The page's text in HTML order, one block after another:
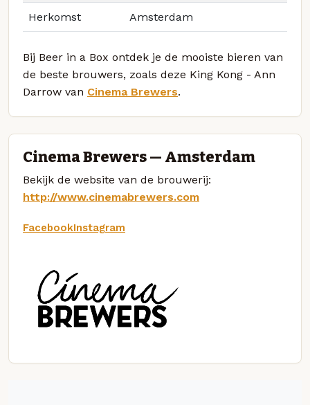
Herkomst Amsterdam
Bij Beer in a Box ontdek je de mooiste bieren van
de beste brouwers, zoals deze King Kong - Ann
Darrow van Cinema Brewers.
Cinema Brewers — Amsterdam
Bekijk de website van de brouwerij:
http://www.cinemabrewers.com
FacebookInstagram